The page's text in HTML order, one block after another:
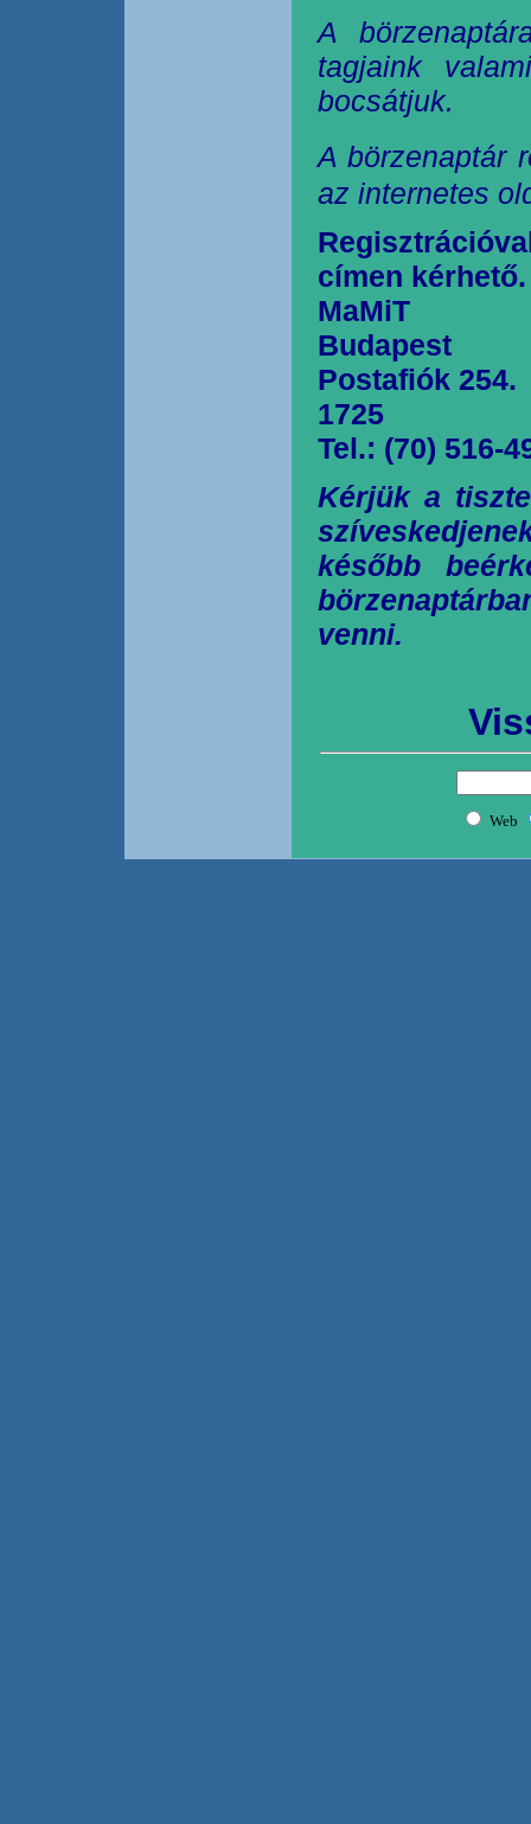
A
tagjaink
bocsátjuk.
A börzenaptár
az internetes
címen kérhető.
MaMiT
Budapest
Postafiók 254.
1725
Tel.: (70) 516-
Kérjük a
később
venni.